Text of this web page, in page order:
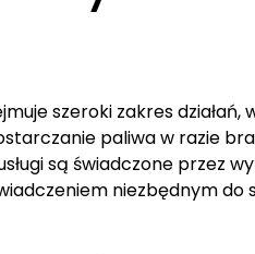
szeroki zakres
paliwa w razie
są świadczone przez
niezbędnym do